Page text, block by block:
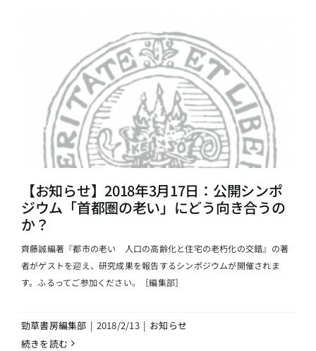
【お知らせ】2018年3月17日：公開シンポ
ジウム「首都圏の老い」にどう向き合うの
か？
齊藤誠編著『都市の老い 人口の高齢化と住宅の老朽化の交錯』の著
者がゲストを迎え、研究成果を報告するシンポジウムが開催されま
す。ふるってご参加ください。［編集部］
勁草書房編集部 | 2018/2/13 | お知らせ
続きを読む